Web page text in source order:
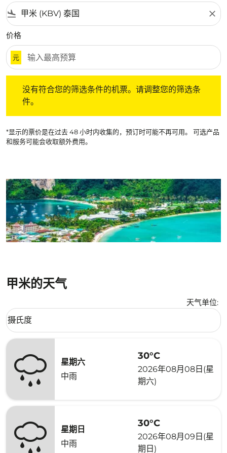
flight_land close
价格
元
没有符合您的筛选条件的机票。请调整您的筛选条
件。
*显示的票价是在过去 48 小时内收集的，预订时可能不再可用。 可选产品
和服务可能会收取额外费用。
甲米的天气
天气单位:
Weather unit option 摄氏度 Selected
摄氏度
keyboard_arrow_down
星期六
中雨
30°C
2026年08月08日(星
期六)
星期日
中雨
30°C
2026年08月09日(星
期日)